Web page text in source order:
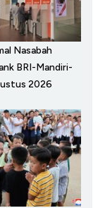
Nasabah
BRI-Mandiri-
2026